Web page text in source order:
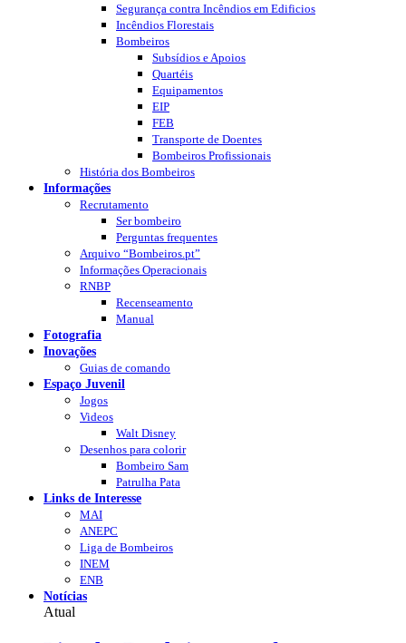
Segurança contra Incêndios em Edificios
Incêndios Florestais
Bombeiros
Subsídios e Apoios
Quartéis
Equipamentos
EIP
FEB
Transporte de Doentes
Bombeiros Profissionais
História dos Bombeiros
Informações
Recrutamento
Ser bombeiro
Perguntas frequentes
Arquivo “Bombeiros.pt”
Informações Operacionais
RNBP
Recenseamento
Manual
Fotografia
Inovações
Guias de comando
Espaço Juvenil
Jogos
Videos
Walt Disney
Desenhos para colorir
Bombeiro Sam
Patrulha Pata
Links de Interesse
MAI
ANEPC
Liga de Bombeiros
INEM
ENB
Notícias
Atual